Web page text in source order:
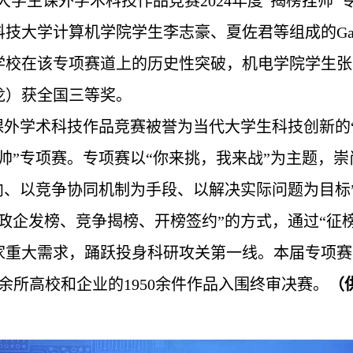
大学计算机学院学生李志豪、夏佐君等组 成的
在该专项赛道上的历史性突破，机电学院学生
获全国三等奖。
学术科技作品竞赛被誉为当代大学生科技创新
”专项赛。专项赛以“你来挑，我来战”为主题，
以竞争协同机制为手段、以解决实际问题为目
企发榜、竞争揭榜、开榜签约”的方式，通过“
大需求，踊跃投身科研攻关第一线。本届专项
所高校和企业的1950余件作品入围终审决赛。
（